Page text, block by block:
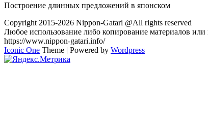
Построение длинных предложений в японском
Copyright 2015-2026 Nippon-Gatari @All rights reserved
Любое использование либо копирование материалов или
https://www.nippon-gatari.info/
Iconic One Theme | Powered by Wordpress